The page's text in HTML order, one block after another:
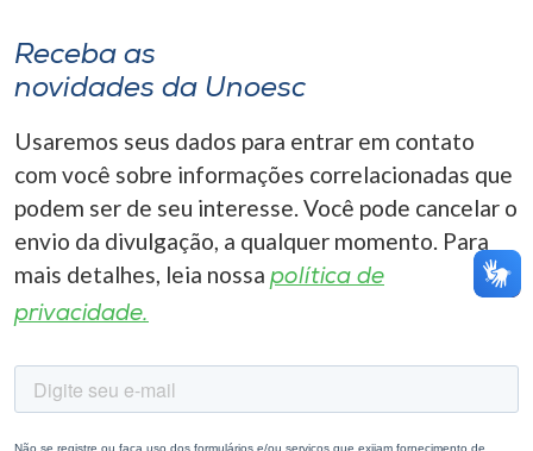
o idioma
A+
A-
Receba as
novidades da Unoesc
Usaremos seus dados para entrar em contato
com você sobre informações correlacionadas que
podem ser de seu interesse. Você pode cancelar o
envio da divulgação, a qualquer momento. Para
mais detalhes, leia nossa política de
privacidade.